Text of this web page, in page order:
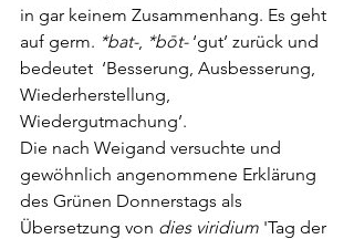
in gar keinem Zusammenhang. Es geht
auf germ. *bat-, *bōt- ‘gut’ zurück und
bedeutet  ‘Besserung, Ausbesserung,
Wiederherstellung,
Wiedergutmachung’.
Die nach Weigand versuchte und
gewöhnlich angenommene Erklärung
des Grünen Donnerstags als
Übersetzung von dies viridium 'Tag der